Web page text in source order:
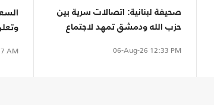
صحيفة لبنانية: اتصالات سرية بين
حزب الله ودمشق تمهد لاجتماع
06-Aug-26 12:33 PM
AM